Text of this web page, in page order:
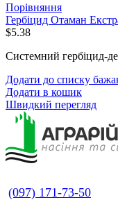
Порівняння
Гербіцид Отаман
$5.38
Системний гербіцид-
Додати до списку
Додати в кошик
Швидкий перегляд
(097) 171-73-50